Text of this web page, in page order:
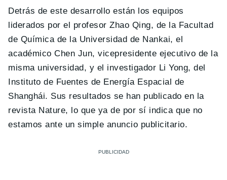
Detrás de este desarrollo están los equipos
liderados por el profesor Zhao Qing, de la Facultad
de Química de la Universidad de Nankai, el
académico Chen Jun, vicepresidente ejecutivo de la
misma universidad, y el investigador Li Yong, del
Instituto de Fuentes de Energía Espacial de
Shanghái. Sus resultados se han publicado en la
revista Nature, lo que ya de por sí indica que no
estamos ante un simple anuncio publicitario.